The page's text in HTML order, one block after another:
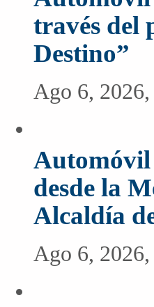
través del
Destino”
Ago 6, 2026,
Automóvil
desde la
Alcaldía
Ago 6, 2026,